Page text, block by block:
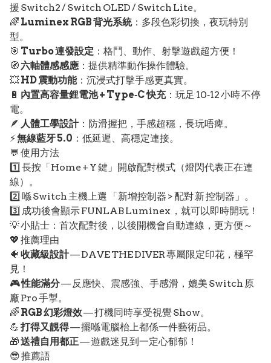
援 Switch2 / Switch OLED / Switch Lite。
🌈 Luminex RGB 背光系統：多段色彩切換，夜玩特別
型。
🎯 Turbo 連發設定 ：格鬥、動作、射擊遊戲超方便！
🧭六軸體感感應 ：提供精準動作操作體驗。
💥HD 震動功能：沉浸式打擊手感更真實。
🔋 內置高容量鋰電池 + Type‑C 快充：玩足 10‑12 小時 不停
電。
🪶 人體工學設計：防滑握把，手感超穩，長玩唔痺。
⚡無線藍牙 5.0 ：低延遲、高穩定連接。
💬 使用方法
1️⃣ 長按「Home + Y 鍵」開啟配對模式（燈閃代表正在連
線）。
2️⃣ 喺 Switch 主機上選 「新增控制器 > 配對 新 控制器」。
3️⃣ 成功後會顯示 FUNLAB Luminex ，就可以即時開玩！
💡 小貼士：首次配對後，以後開機會自動連線，更方便～
💖 推薦理由
🐠 收藏級設計— DAVE THE DIVER 專屬限定印花，極罕
見！
🎮性能滿分— 反應快、震感強、手感滑，媲美 Switch 原
廠 Pro 手掣。
🌈 RGB 幻彩燈效— 打機同時享受視覺 Show。
💪 打得又靚得— 擺喺電腦枱上都係一件藝術品。
🎁送禮自用都正— 遊戲迷見到一定心郁郁！
😎 推薦語